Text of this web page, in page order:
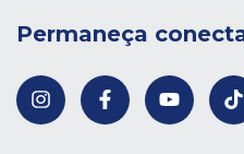
Permaneça